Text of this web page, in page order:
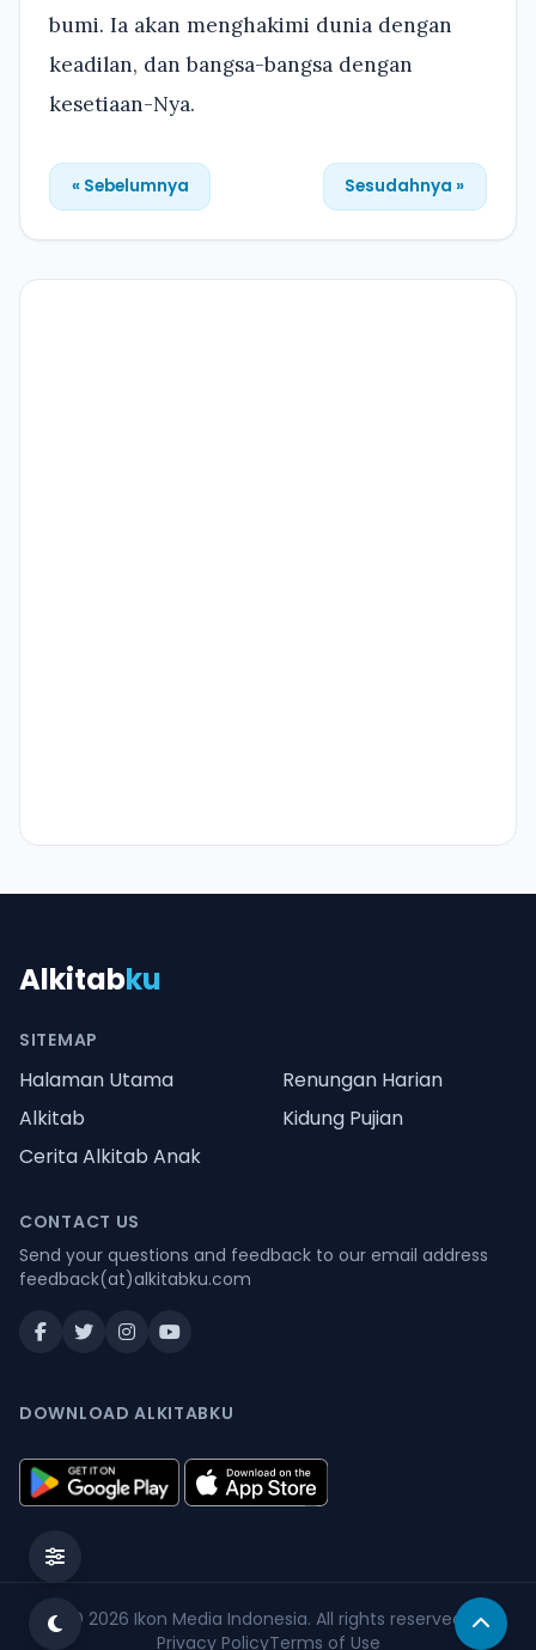
bumi. Ia akan menghakimi dunia dengan
keadilan, dan bangsa-bangsa dengan
kesetiaan-Nya.
« Sebelumnya Sesudahnya »
Alkitabku
SITEMAP
Halaman Utama
Renungan Harian
Alkitab
Kidung Pujian
Cerita Alkitab Anak
CONTACT US
Send your questions and feedback to our email address
feedback(at)alkitabku.com
DOWNLOAD ALKITABKU
© 2026 Ikon Media Indonesia. All rights reserved.
Privacy PolicyTerms of Use